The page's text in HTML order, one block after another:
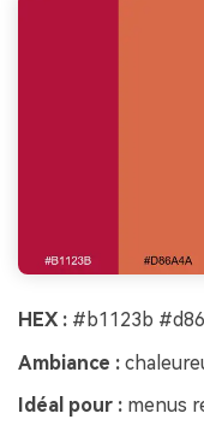
HEX : #b1123b
Ambiance :
Idéal pour : menus